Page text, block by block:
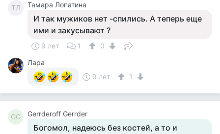
ТЛ Тамара Лопатина
И так мужиков нет -спились. А теперь еще
ими и закусывают ?
9 лет 1
0
Лара
9 лет
1
GG Gerrderoff Gerrder
Богомол, надеюсь без костей, а то и